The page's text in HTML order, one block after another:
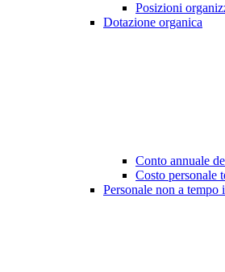
Posizioni
Dotazione organica
Conto annuale
Costo personale
Personale non a tempo